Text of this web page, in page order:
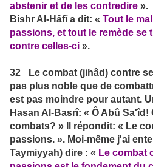
abstenir et de les contredire ».
Bishr Al-Hâfî a dit: « Tout le
passions, et tout le remède se
contre celles-ci ».
32_ Le combat (jihâd) contre
pas plus noble que de
est pas moindre pour autant.
Hasan Al-Basrî: « Ô Abû
combats? » Il répondit: « Le
passions. ». Moi-même j'ai
Taymiyyah) dire : « Le combat